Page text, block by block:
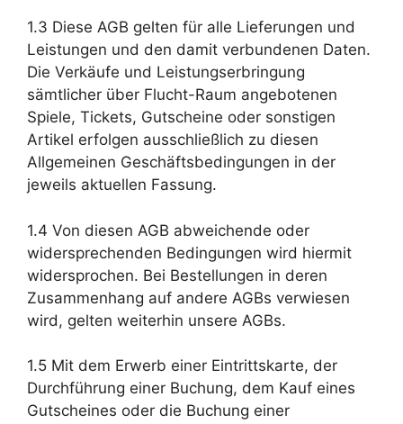
1.3 Diese AGB gelten für alle Lieferungen und
Leistungen und den damit verbundenen Daten.
Die Verkäufe und Leistungserbringung
sämtlicher über Flucht-Raum angebotenen
Spiele, Tickets, Gutscheine oder sonstigen
Artikel erfolgen ausschließlich zu diesen
Allgemeinen Geschäftsbedingungen in der
jeweils aktuellen Fassung.
1.4 Von diesen AGB abweichende oder
widersprechenden Bedingungen wird hiermit
widersprochen. Bei Bestellungen in deren
Zusammenhang auf andere AGBs verwiesen
wird, gelten weiterhin unsere AGBs.
1.5 Mit dem Erwerb einer Eintrittskarte, der
Durchführung einer Buchung, dem Kauf eines
Gutscheines oder die Buchung einer